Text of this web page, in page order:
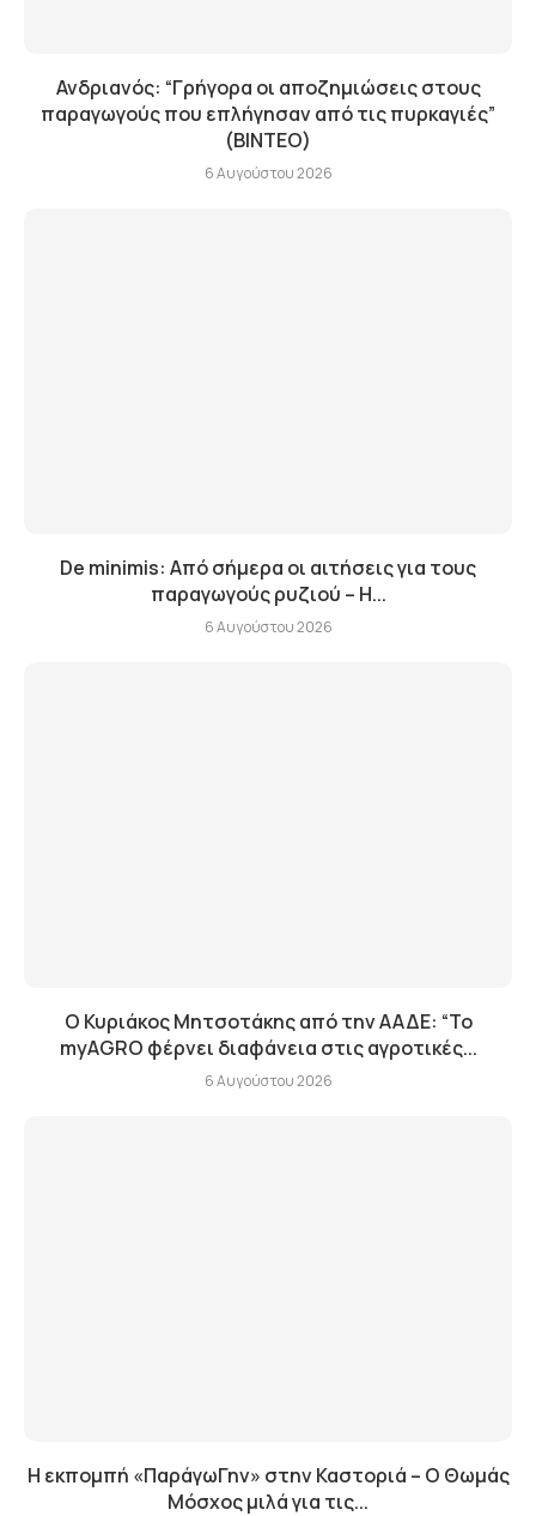
Ανδριανός: “Γρήγορα οι αποζημιώσεις στους
παραγωγούς που επλήγησαν από τις πυρκαγιές”
(BINTEO)
6 Αυγούστου 2026
De minimis: Από σήμερα οι αιτήσεις για τους
παραγωγούς ρυζιού – Η...
6 Αυγούστου 2026
Ο Κυριάκος Μητσοτάκης από την ΑΑΔΕ: “Το
myAGRO φέρνει διαφάνεια στις αγροτικές...
6 Αυγούστου 2026
Η εκπομπή «ΠαράγωΓην» στην Καστοριά – Ο Θωμάς
Μόσχος μιλά για τις...